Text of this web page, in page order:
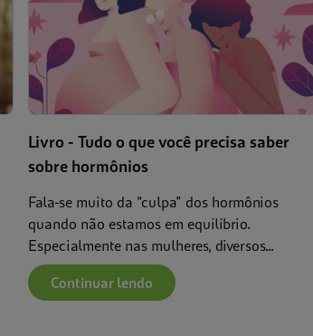
Filtrar por:
Livro - Tudo o que você precisa saber
sobre hormônios
Fala-se muito da “culpa” dos hormônios
quando não estamos em equilíbrio.
Especialmente nas mulheres, diversos...
Continuar lendo